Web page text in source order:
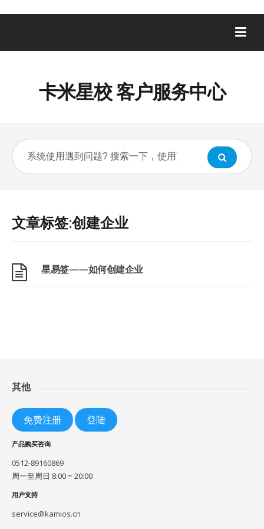
卡米星校 客户服务中心
文章标签:创建企业
星易签——如何创建企业
其他
免费注册 登陆
产品购买咨询
0512-89160869
周一至周日 8:00 ~ 20:00
用户支持
service@kamios.cn